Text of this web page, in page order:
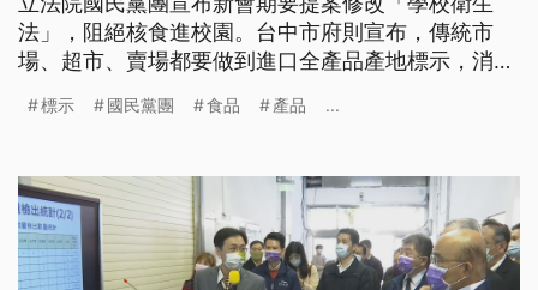
法」，阻絕核食進校園。台中市府則宣布，傳統市
場、超市、賣場都要做到進口全產品產地標示，消費
標示 國民黨團 食品 產品 ...